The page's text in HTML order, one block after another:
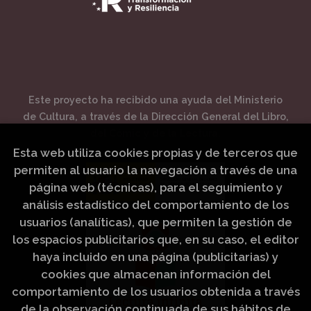
Este proyecto ha recibido una ayuda del Ministerio
de Cultura, a través de la Dirección General del Libro,
Esta web utiliza cookies propias y de terceros que
permiten al usuario la navegación a través de una
página web (técnicas), para el seguimiento y
análisis estadístico del comportamiento de los
usuarios (analíticas), que permiten la gestión de
los espacios publicitarios que, en su caso, el editor
haya incluido en una página (publicitarias) y
cookies que almacenan información del
comportamiento de los usuarios obtenida a través